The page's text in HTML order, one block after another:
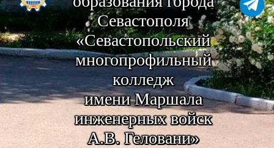
Севастополя
«Севастопольский
многопрофильный
колледж
имени Маршала
инженерных войск
А.В. Геловани»